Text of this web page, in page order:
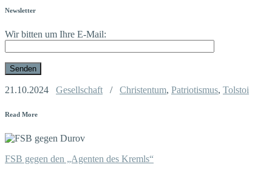
Newsletter
Wir bitten um Ihre E-Mail:
21.10.2024 Gesellschaft / Christentum, Patriotismus, Tolstoi
Read More
FSB gegen den „Agenten des Kremls“